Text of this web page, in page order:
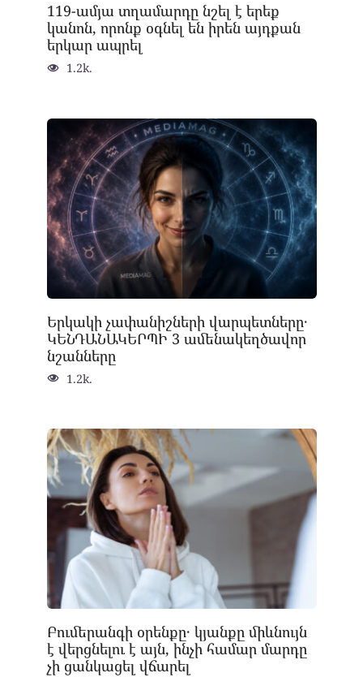
119-ամյա տղամարդը նշել է երեք
կանոն, որոնք օգնել են իրեն այդքան
երկար ապրել
1.2k.
Երկակի չափանիշների վարպետները․
ԿԵՆԴԱՆԱԿԵՐՊԻ 3 ամենակեղծավոր
նշանները
1.2k.
Բումերանգի օրենքը․ կյանքը միևնույն
է վերցնելու է այն, ինչի համար մարդը
չի ցանկացել վճարել